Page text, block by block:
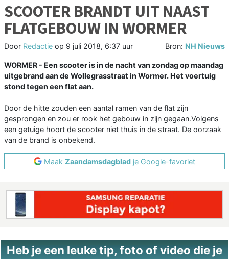
SCOOTER BRANDT UIT NAAST
FLATGEBOUW IN WORMER
Door Redactie op 9 juli 2018, 6:37 uur Bron: NH Nieuws
WORMER - Een scooter is in de nacht van zondag op maandag
uitgebrand aan de Wollegrasstraat in Wormer. Het voertuig
stond tegen een flat aan.
Door de hitte zouden een aantal ramen van de flat zijn
gesprongen en zou er rook het gebouw in zijn gegaan.Volgens
een getuige hoort de scooter niet thuis in de straat. De oorzaak
van de brand is onbekend.
Maak Zaandamsdagblad je Google-favoriet
Heb je een leuke tip, foto of video die je